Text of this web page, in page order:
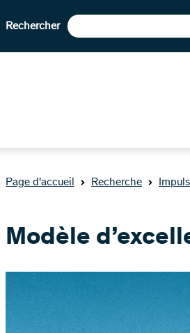
Rechercher
Page d'accueil Recherche
Modèle